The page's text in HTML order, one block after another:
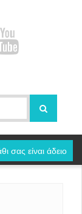
σας είναι άδειο